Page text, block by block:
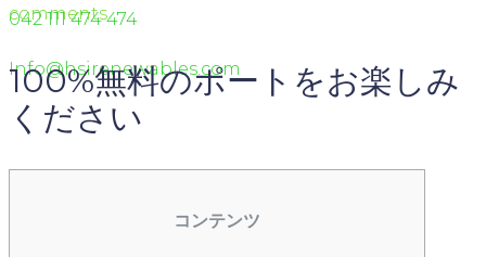
042 111 474 474
Info@hsirenewables.com
comments
100%無料のポートをお楽しみ
ください
コンテンツ